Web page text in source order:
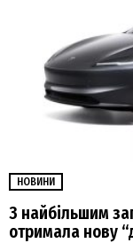
НОВИНИ
З найбільшим
отримала нову